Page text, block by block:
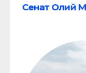
Сенат Олий